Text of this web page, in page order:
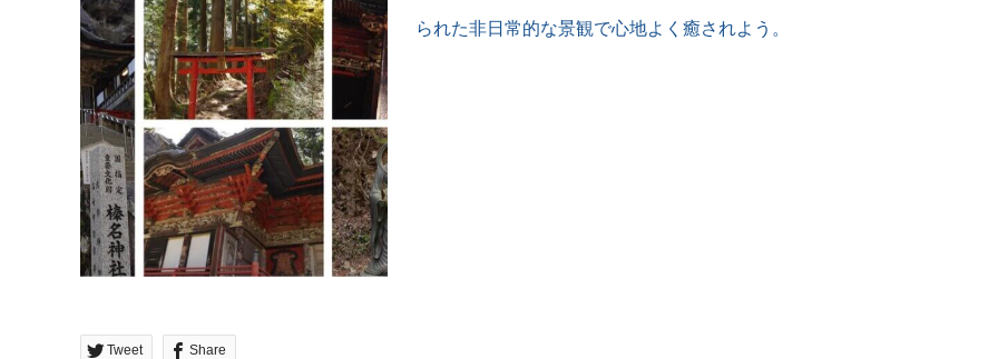
られた非日常的な景観で心地よく癒されよう。
Tweet Share